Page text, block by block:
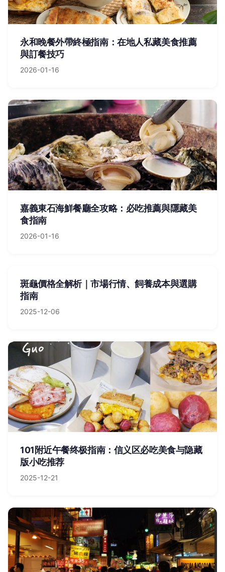
永和晚餐外帶終極指南：在地人私藏美食推薦
與訂餐技巧
2026-01-16
嘉義東石海鮮餐廳全攻略：必吃推薦與隱藏美
食指南
2026-01-16
斑龜價格全解析｜市場行情、飼養成本與選購
指南
2025-12-06
101附近午餐终极指南：信义区必吃美食与隐藏
版小吃推荐
2025-12-21